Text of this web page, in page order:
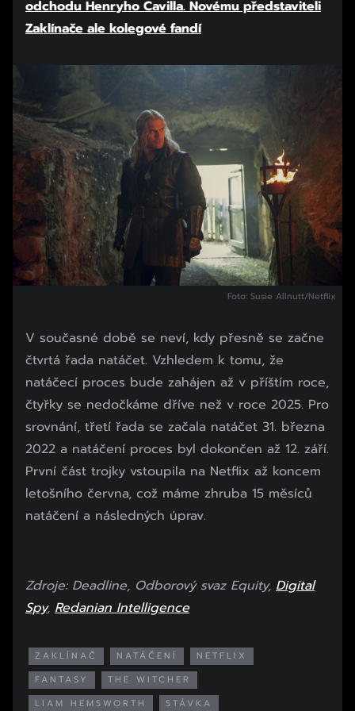
odchodu Henryho Cavilla. Novému představiteli
Zaklínače ale kolegové fandí
Foto: Susie Allnutt/Netflix
V současné době se neví, kdy přesně se začne
čtvrtá řada natáčet. Vzhledem k tomu, že
natáčecí proces bude zahájen až v příštím roce,
čtyřky se nedočkáme dříve než v roce 2025. Pro
srovnání, třetí řada se začala natáčet 31. března
2022 a natáčení proces byl dokončen až 12. září.
První část trojky vstoupila na Netflix až koncem
letošního června, což máme zhruba 15 měsíců
natáčení a následných úprav.
Zdroje: Deadline, Odborový svaz Equity, Digital
Spy, Redanian Intelligence
ZAKLÍNAČ NATÁČENÍ
NETFLIX
FANTASY
THE WITCHER
LIAM HEMSWORTH
STÁVKA